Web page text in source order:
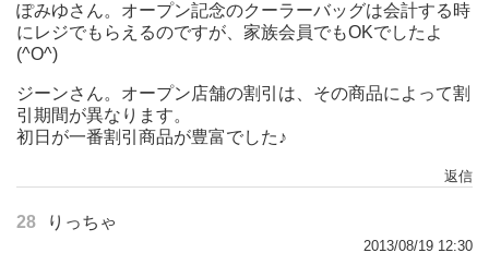
ぽみゆさん。オープン記念のクーラーバッグは会計する時
にレジでもらえるのですが、家族会員でもOKでしたよ
(^O^)
ジーンさん。オープン店舗の割引は、その商品によって割
引期間が異なります。
初日が一番割引商品が豊富でした♪
返信
28 りっちゃ
2013/08/19 12:30